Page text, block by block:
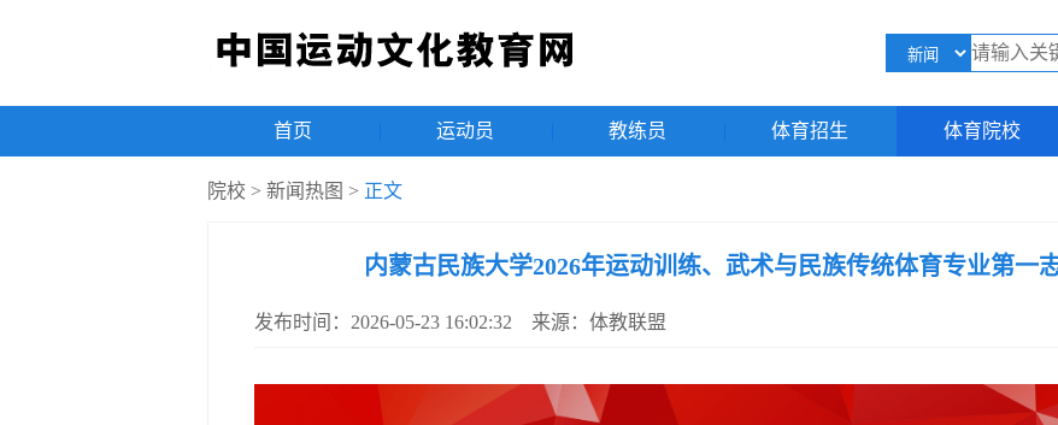
首页 运动员 教练员 体育招生 体育院校
院校 > 新闻热图 > 正文
内蒙古民族大学2026年运动训练、武术与民族传统体育专业第一
发布时间：2026-05-23 16:02:32 来源：体教联盟